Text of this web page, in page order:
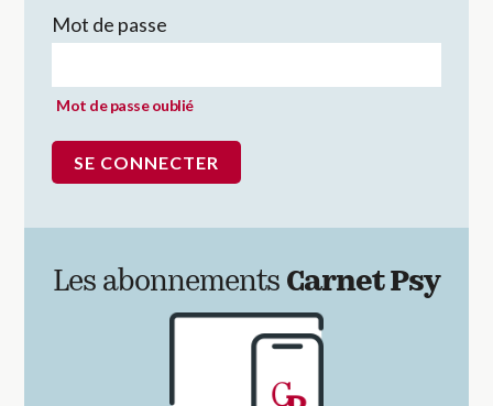
Mot de passe
Mot de passe oublié
Les abonnements Carnet Psy